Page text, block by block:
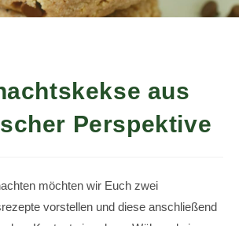
aus
Perspektive
möchten wir Euch zwei
vorstellen und diese anschließend